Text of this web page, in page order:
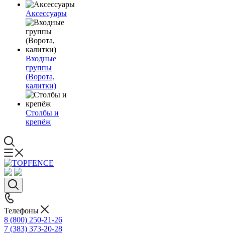
Аксессуары
Входные
группы
(Ворота,
калитки)
Столбы и
крепёж
Телефоны
8 (800) 250-21-26
7 (383) 373-20-28